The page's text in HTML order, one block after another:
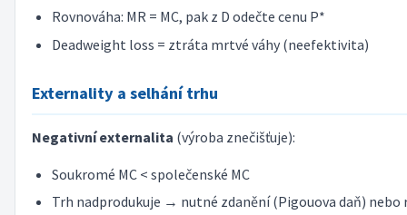
Rovnováha: MR = MC, pak z D odečte cenu P*
Deadweight loss = ztráta mrtvé váhy (neefektivita)
Externality a selhání trhu
Negativní externalita (výroba znečišťuje):
Soukromé MC < společenské MC
Trh nadprodukuje → nutné zdanění (Pigouova daň) nebo